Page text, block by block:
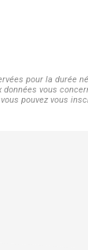
pour la durée
vous
pouvez vous